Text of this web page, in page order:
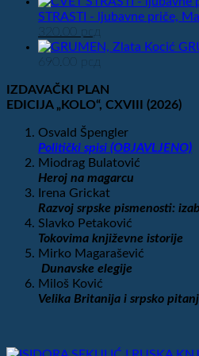
je
700.00
STRASTI - ljubavne priče,
Originalna
cena
je
450.00 рсд.
320.00 рсд
cena
690.00 рсд
IZDAVAČKI PLAN
EDICIJA „KOLO“, CXVIII (2026)
Osvald Špengler
Politički spisi (OBJAVLJENO)
Miodrag Bulatović
Heroj na magarcu
Irena Grickat
Razvoj srpske pismenosti:
Slavko Petaković
Tokovima književne istorije
Mirko Magarašević
Dunavske elegije
Miloš Ković
Velika Britanija i srpsko